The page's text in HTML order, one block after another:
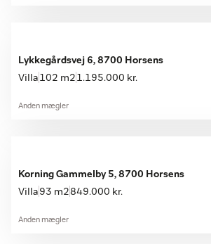
Lykkegårdsvej 6, 8700 Horsens
Villa 102 m2 1.195.000 kr.
Anden mægler
Korning Gammelby 5, 8700 Horsens
Villa 93 m2849.000 kr.
Anden mægler